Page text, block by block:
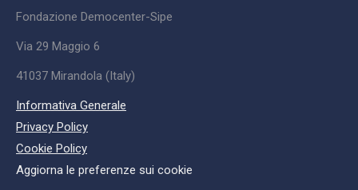
Fondazione Democenter-Sipe
Via 29 Maggio 6
41037 Mirandola (Italy)
Informativa Generale
Privacy Policy
Cookie Policy
Aggiorna le preferenze sui cookie